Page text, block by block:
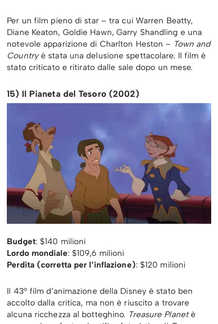
Per un film pieno di star – tra cui Warren Beatty,
Diane Keaton, Goldie Hawn, Garry Shandling e una
notevole apparizione di Charlton Heston – Town and
Countryè stata una delusione spettacolare. Il film è
stato criticato e ritirato dalle sale dopo un mese.
15) Il Pianeta del Tesoro (2002)
Budget: $140 milioni
Lordo mondiale: $109,6 milioni
Perdita (corretta per l’inflazione): $120 milioni
Il 43° film d’animazione della Disney è stato ben
accolto dalla critica, ma non è riuscito a trovare
alcuna ricchezza al botteghino. Treasure Planetè